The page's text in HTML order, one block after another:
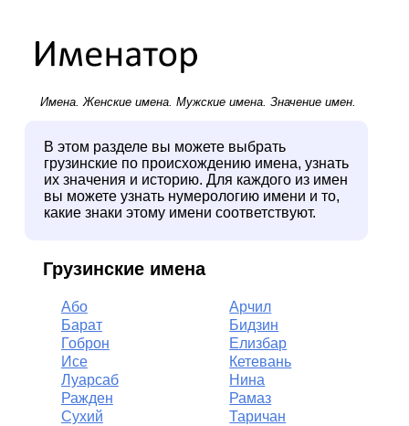
Имена.Женские имена. Мужские имена. Значение имен.
В этом разделе вы можете выбрать
грузинские по происхождению имена, узнать
их значения и историю. Для каждого из имен
вы можете узнать нумерологию имени и то,
какие знаки этому имени соответствуют.
Грузинские имена
Або
Арчил
Барат
Бидзин
Гоброн
Елизбар
Исе
Кетевань
Луарсаб
Нина
Ражден
Рамаз
Сухий
Таричан